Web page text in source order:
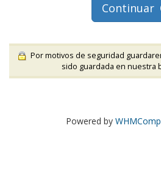
Continuar
Por motivos de seguridad
sido guardada en nuestra
Powered by